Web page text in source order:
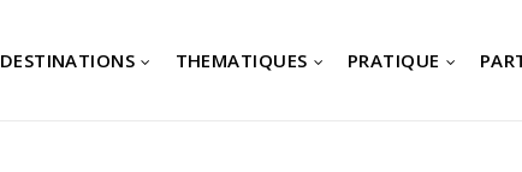
DESTINATIONS THEMATIQUES PRATIQUE